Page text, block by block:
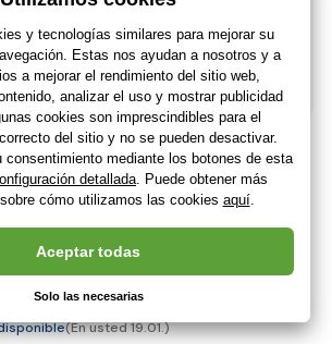
flotante de productos
y spas
(En usted 19.01.)